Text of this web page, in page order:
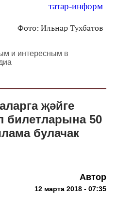
татар-информ
Фото: Ильнар Тухбатов
и интересным в
җәйге
билетларына 50
булачак
Автор
12 марта 2018 - 07:35